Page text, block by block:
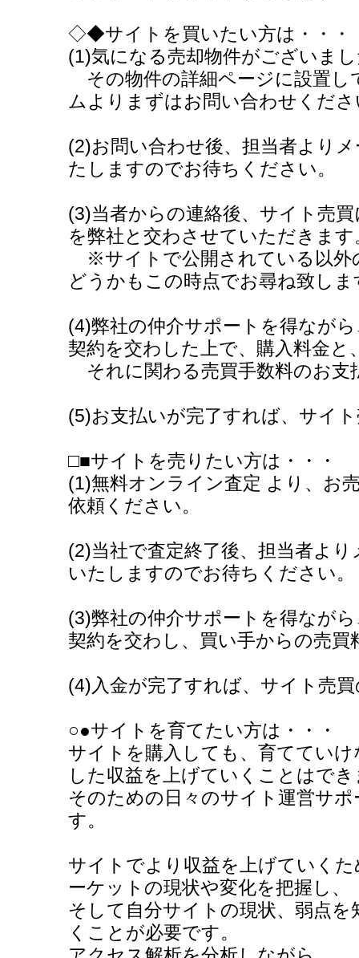
◇◆サイトを買いたい方は・・・
(1)気になる売却物件がございま
その物件の詳細ページに設置し
ムよりまずはお問い合わせくださ
(2)お問い合わせ後、担当者より
たしますのでお待ちください。
(3)当者からの連絡後、サイト売
を弊社と交わさせていただきます
※サイトで公開されている以外
どうかもこの時点でお尋ね致しま
(4)弊社の仲介サポートを得なが
契約を交わした上で、購入料金と
それに関わる売買手数料のお支
(5)お支払いが完了すれば、サイ
□■サイトを売りたい方は・・・
(1)無料オンライン査定 より、お
依頼ください。
(2)当社で査定終了後、担当者よ
いたしますのでお待ちください。
(3)弊社の仲介サポートを得なが
契約を交わし、買い手からの売買
(4)入金が完了すれば、サイト売
○●サイトを育てたい方は・・・
サイトを購入しても、育ててい
した収益を上げていくことはで
そのための日々のサイト運営サ
す。
サイトでより収益を上げていく
ーケットの現状や変化を把握し、
そして自分サイトの現状、弱点
くことが必要です。